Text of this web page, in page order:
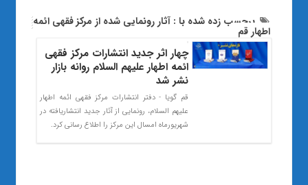
برچسب زده شده با : آثار رونمایی شده از مرکز فقهی ائمه
اطهار قم
چهار اثر جدید انتشارات مرکز فقهی
ائمه اطهار علیهم السلام روانه بازار
نشر شد
قم گویا - دفتر انتشارات مرکز فقهی ائمه اطهار
علیهم السلام، رونمایی از آثار جدید انتشاریافته در
شهریورماه امسال این مرکز را اطلاع رسانی کرد.